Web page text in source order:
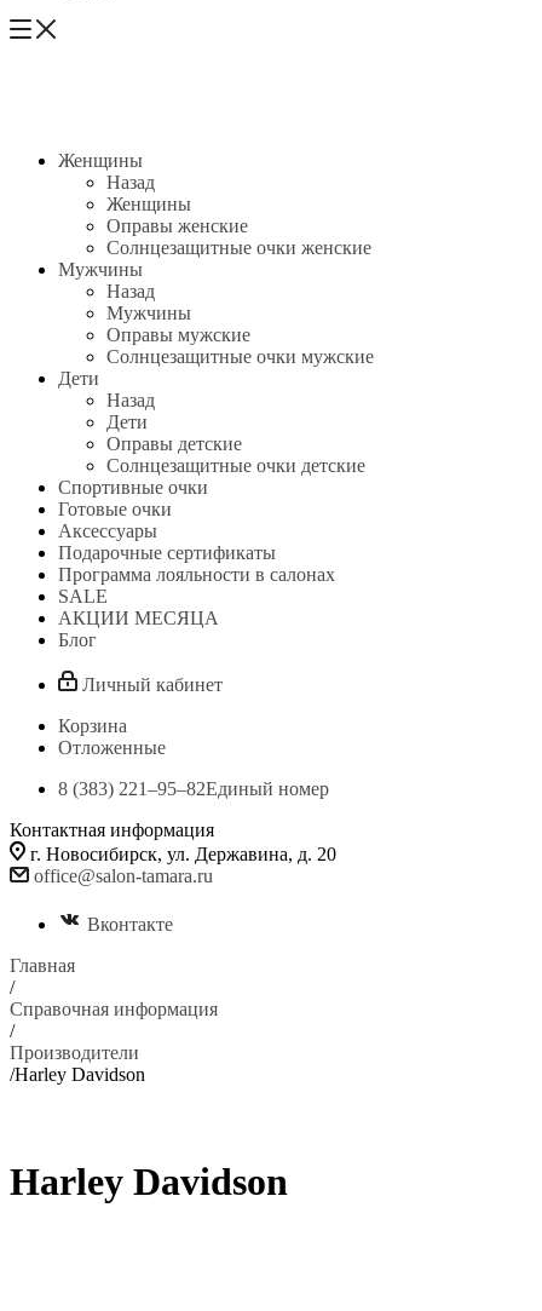
Женщины
Назад
Женщины
Оправы женские
Солнцезащитные очки женские
Мужчины
Назад
Мужчины
Оправы мужские
Солнцезащитные очки мужские
Дети
Назад
Дети
Оправы детские
Солнцезащитные очки детские
Спортивные очки
Готовые очки
Аксессуары
Подарочные сертификаты
Программа лояльности в салонах
SALE
АКЦИИ МЕСЯЦА
Блог
Личный кабинет
Корзина
Отложенные
8 (383) 221‒95‒82Единый номер
Контактная информация
г. Новосибирск, ул. Державина, д. 20
office@salon-tamara.ru
Вконтакте
Главная
/
Справочная информация
/
Производители
/Harley Davidson
Harley Davidson